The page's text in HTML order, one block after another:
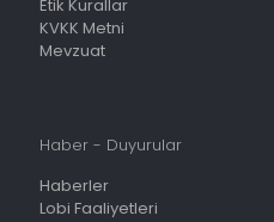
Etik Kurallar
KVKK Metni
Mevzuat
Haber - Duyurular
Haberler
Lobi Faaliyetleri